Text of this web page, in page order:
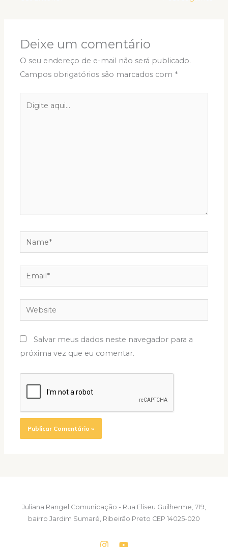
Deixe um comentário
O seu endereço de e-mail não será publicado.
Campos obrigatórios são marcados com *
aqui...
Name*
Email*
Website
Salvar meus dados neste navegador para a
próxima vez que eu comentar.
Juliana Rangel Comunicação - Rua Eliseu Guilherme, 719,
bairro Jardim Sumaré, Ribeirão Preto CEP 14025-020